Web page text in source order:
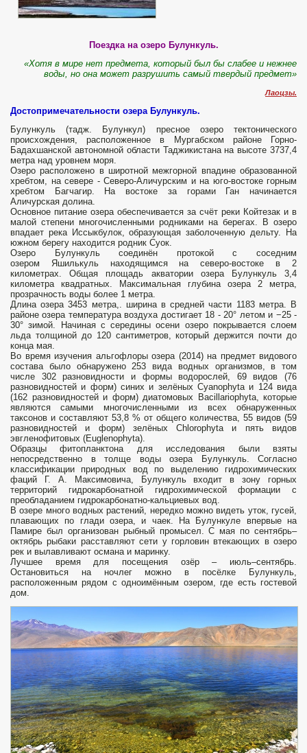
Поездка на озеро Булункуль.
«Хотя в мире нет предмета, который был бы слабее и нежнее
воды, но она может разрушить самый твердый предмет»
Лаоцзы.
Достопримечательности озера Булункуль.
Булункуль (тадж. Булункул) пресное озеро тектонического
происхождения, расположенное в Мургабском районе Горно-
Бадахшанской автономной области Таджикистана на высоте 3737,4
метра над уровнем моря.
Озеро расположено в широтной межгорной впадине образованной
хребтом, на севере - Северо-Аличурским и на юго-востоке горным
хребтом Багчагир. На востоке за горами Ган начинается
Аличурская долина.
Основное питание озера обеспечивается за счёт реки Койтезак и в
малой степени многочисленными родниками на берегах. В озеро
впадает река Иссыкбулок, образующая заболоченную дельту. На
южном берегу находится родник Суок.
Озеро Булункуль соединён протокой с соседним
озером Яшилькуль находящимся на северо-востоке в 2
километрах. Общая площадь акватории озера Булункуль 3,4
километра квадратных. Максимальная глубина озера 2 метра,
прозрачность воды более 1 метра.
Длина озера 3453 метра,. ширина в средней части 1183 метра. В
районе озера температура воздуха достигает 18 - 20° летом и −25 -
30° зимой. Начиная с середины осени озеро покрывается слоем
льда толщиной до 120 сантиметров, который держится почти до
конца мая.
Во время изучения альгофлоры озера (2014) на предмет видового
состава было обнаружено 253 вида водных организмов, в том
числе 302 разновидности и формы водорослей, 69 видов (76
разновидностей и форм) синих и зелёных Cyanophyta и 124 вида
(162 разновидностей и форм) диатомовых Bacillariophyta, которые
являются самыми многочисленными из всех обнаруженных
таксонов и составляют 53,8 % от общего количества, 55 видов (59
разновидностей и форм) зелёных Chlorophyta и пять видов
эвгленофитовых (Euglenophyta).
Образцы фитопланктона для исследования были взяты
непосредственно в толще воды озера Булункуль. Согласно
классификации природных вод по выделению гидрохимических
фаций Г. А. Максимовича, Булункуль входит в зону горных
территорий гидрокарбонатной гидрохимической формации с
преобладанием гидрокарбонатно-кальциевых вод.
В озере много водных растений, нередко можно видеть уток, гусей,
плавающих по глади озера, и чаек. На Булункуле впервые на
Памире был организован рыбный промысел. С мая по сентябрь–
октябрь рыбаки расставляют сети у горловин втекающих в озеро
рек и вылавливают османа и маринку.
Лучшее время для посещения озёр – июль–сентябрь.
Остановиться на ночлег можно в посёлке Булункуль,
расположенным рядом с одноимённым озером, где есть гостевой
дом.